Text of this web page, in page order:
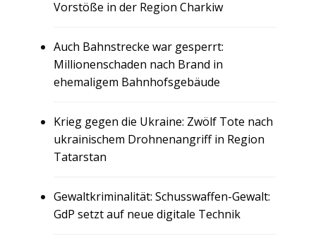
Vorstöße in der Region Charkiw
Auch Bahnstrecke war gesperrt:
Millionenschaden nach Brand in
ehemaligem Bahnhofsgebäude
Krieg gegen die Ukraine: Zwölf Tote nach
ukrainischem Drohnenangriff in Region
Tatarstan
Gewaltkriminalität: Schusswaffen-Gewalt:
GdP setzt auf neue digitale Technik